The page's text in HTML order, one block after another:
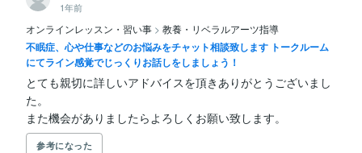
1年前
オンラインレッスン・習い事 > 教養・リベラルアーツ指導
不眠症、心や仕事などのお悩みをチャット相談致します トークルーム
にてライン感覚でじっくりお話しをしましょう！
とても親切に詳しいアドバイスを頂きありがとうございまし
た。
また機会がありましたらよろしくお願い致します。
参考になった